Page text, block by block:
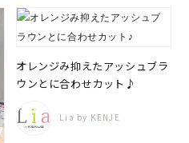
オレンジみ抑えたアッシュブラ
ウンとに合わせカット♪
Lia by KENJE